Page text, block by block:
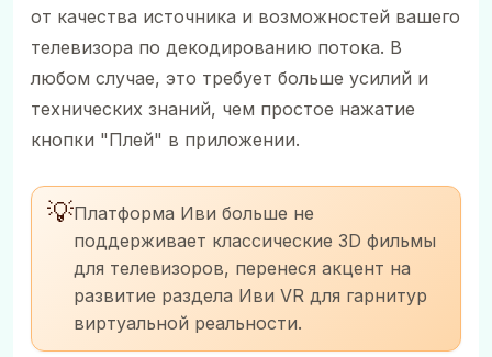
от качества источника и возможностей вашего
телевизора по декодированию потока. В
любом случае, это требует больше усилий и
технических знаний, чем простое нажатие
кнопки "Плей" в приложении.
💡Платформа Иви больше не
поддерживает классические 3D фильмы
для телевизоров, перенеся акцент на
развитие раздела Иви VR для гарнитур
виртуальной реальности.